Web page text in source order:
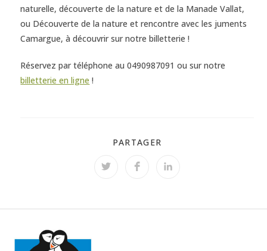
naturelle, découverte de la nature et de la Manade Vallat,
ou Découverte de la nature et rencontre avec les juments
Camargue, à découvrir sur notre billetterie !
Réservez par téléphone au 0490987091 ou sur notre
billetterie en ligne !
PARTAGER